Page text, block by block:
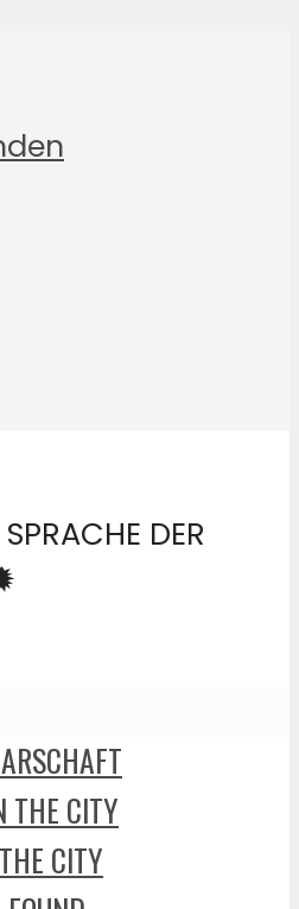
SPRACHE DER
THE CITY
CITY